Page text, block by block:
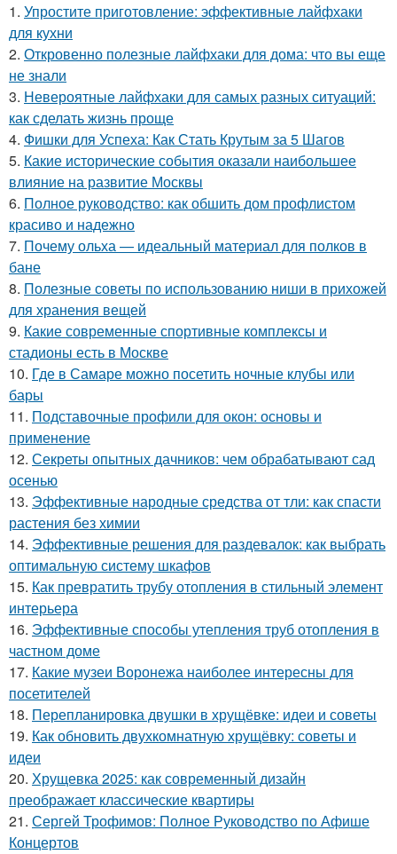
1. Упростите приготовление: эффективные лайфхаки
для кухни
2. Откровенно полезные лайфхаки для дома: что вы еще
не знали
3. Невероятные лайфхаки для самых разных ситуаций:
как сделать жизнь проще
4. Фишки для Успеха: Как Стать Крутым за 5 Шагов
5. Какие исторические события оказали наибольшее
влияние на развитие Москвы
6. Полное руководство: как обшить дом профлистом
красиво и надежно
7. Почему ольха — идеальный материал для полков в
бане
8. Полезные советы по использованию ниши в прихожей
для хранения вещей
9. Какие современные спортивные комплексы и
стадионы есть в Москве
10. Где в Самаре можно посетить ночные клубы или
бары
11. Подставочные профили для окон: основы и
применение
12. Секреты опытных дачников: чем обрабатывают сад
осенью
13. Эффективные народные средства от тли: как спасти
растения без химии
14. Эффективные решения для раздевалок: как выбрать
оптимальную систему шкафов
15. Как превратить трубу отопления в стильный элемент
интерьера
16. Эффективные способы утепления труб отопления в
частном доме
17. Какие музеи Воронежа наиболее интересны для
посетителей
18. Перепланировка двушки в хрущёвке: идеи и советы
19. Как обновить двухкомнатную хрущёвку: советы и
идеи
20. Хрущевка 2025: как современный дизайн
преображает классические квартиры
21. Сергей Трофимов: Полное Руководство по Афише
Концертов